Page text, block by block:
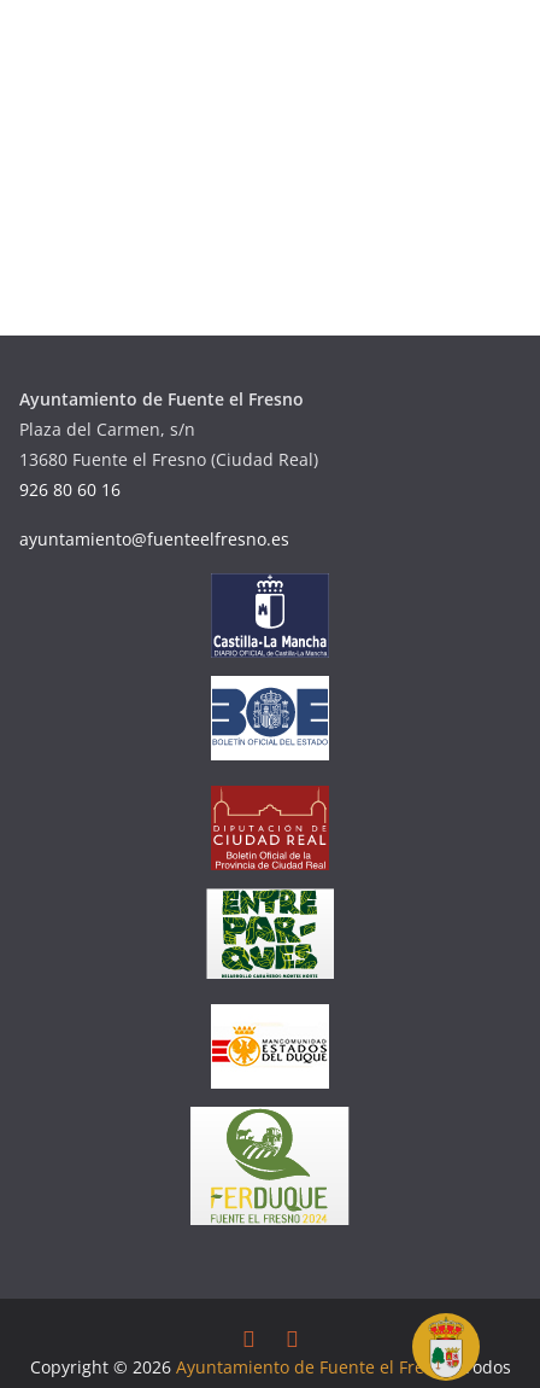
Ayuntamiento de Fuente el Fresno
Plaza del Carmen, s/n
13680 Fuente el Fresno (Ciudad Real)
926 80 60 16
ayuntamiento@fuenteelfresno.es
Copyright © 2026 Ayuntamiento de Fuente el Fresno. Todos